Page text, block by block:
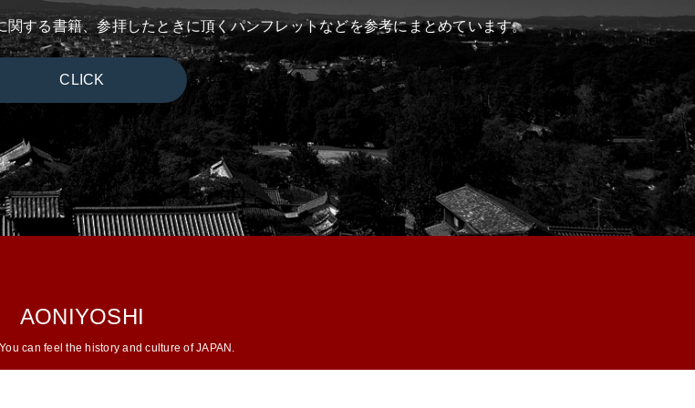
する書籍、参拝したときに頂くパンフレットなどを参考にまとめています。
CLICK
AONIYOSHI
You can feel the history and culture of JAPAN.